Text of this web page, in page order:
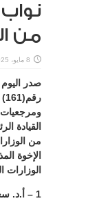
من
8 مايو، 2025
صدر
ومرجعيات
القيادة
من
الإخوة
1 – أ.د. سعد محمد سعد محمد ، نائبا لوزير العدل